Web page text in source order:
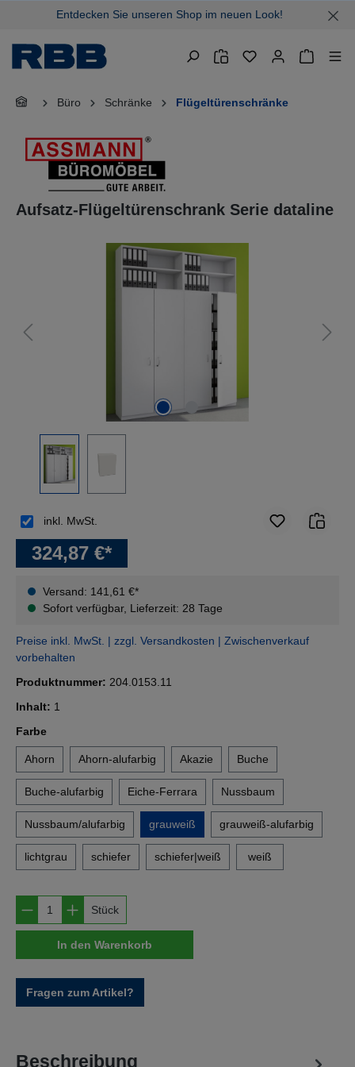
springenEntdecken Sie unseren Shop im neuen Look!
Büro Schränke Flügeltürenschränke
Aufsatz-Flügeltürenschrank Serie dataline
Bildergalerie überspringen
324,87 €*
Versand: 141,61 €*
Sofort verfügbar, Lieferzeit: 28 Tage
inkl. MwSt.
Preise inkl. MwSt. | zzgl. Versandkosten | Zwischenverkauf
vorbehalten
Produktnummer: 204.0153.11
Inhalt: 1
Farbeauswählen
Ahorn Ahorn-alufarbig Akazie Buche
Buche-alufarbig Eiche-Ferrara Nussbaum
Nussbaum/alufarbig grauweiß grauweiß-alufarbig
lichtgrau schiefer schiefer|weiß weiß
Produkt Anzahl: Gib den gewünschten
Stück
In den Warenkorb
Fragen zum Artikel?
Beschreibung